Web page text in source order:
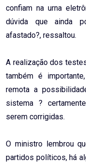
confiam na urna
dúvida que ainda
afastado?, ressaltou.
A realização dos
também é
remota a
sistema ?
serem corrigidas.
O ministro lembrou
partidos políticos, há